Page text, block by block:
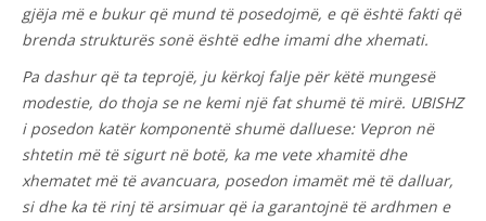
gjëja më e bukur që mund të posedojmë, e që është fakti që
brenda strukturës sonë është edhe imami dhe xhemati.
Pa dashur që ta teprojë, ju kërkoj falje për këtë mungesë
modestie, do thoja se ne kemi një fat shumë të mirë. UBISHZ
i posedon katër komponentë shumë dalluese: Vepron në
shtetin më të sigurt në botë, ka me vete xhamitë dhe
xhematet më të avancuara, posedon imamët më të dalluar,
si dhe ka të rinj të arsimuar që ia garantojnë të ardhmen e